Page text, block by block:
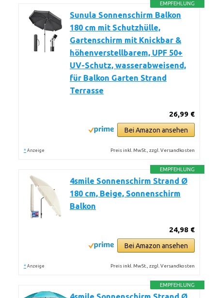
EMPFEHLUNG
Sunula Sonnenschirm Balkon
180 cm mit Schutzhülle,
Gartenschirm mit Knickbar &
höhenverstellbarem, UPF 50+
UV-Schutz, wasserabweisend,
für Balkon Garten Strand
Terrasse
26,99 €
Bei Amazon ansehen
* Anzeige Preis inkl. MwSt., zzgl. Versandkosten
EMPFEHLUNG
4smile Sonnenschirm Strand Ø
180 cm, Beige, Sonnenschirm
Balkon
24,98 €
Bei Amazon ansehen
* Anzeige Preis inkl. MwSt., zzgl. Versandkosten
EMPFEHLUNG